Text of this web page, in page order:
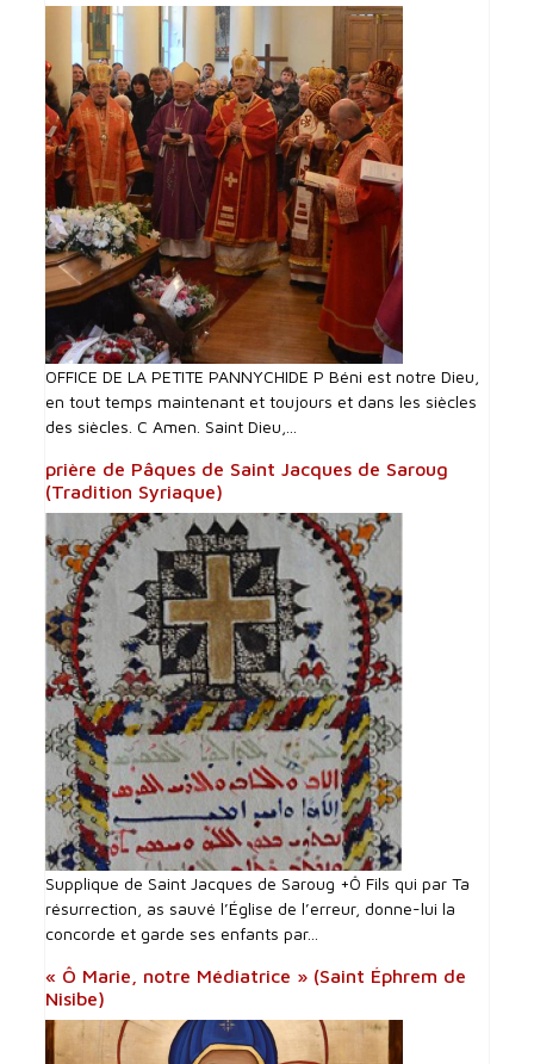
OFFICE DE LA PETITE PANNYCHIDE P Béni est notre Dieu,
en tout temps maintenant et toujours et dans les siècles
des siècles. C Amen. Saint Dieu,...
prière de Pâques de Saint Jacques de Saroug
(Tradition Syriaque)
Supplique de Saint Jacques de Saroug +Ô Fils qui par Ta
résurrection, as sauvé l’Église de l’erreur, donne-lui la
concorde et garde ses enfants par...
« Ô Marie, notre Médiatrice » (Saint Éphrem de
Nisibe)